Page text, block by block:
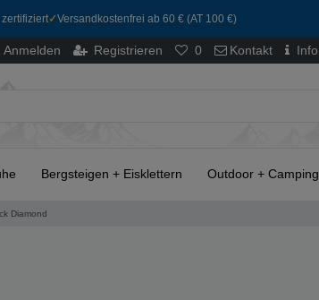
✓Versandkostenfrei ab 60 € (AT 100 €)
Anmelden Registrieren 0 Kontakt Info
Bergsteigen + Eisklettern Outdoor + Camping
Diamond